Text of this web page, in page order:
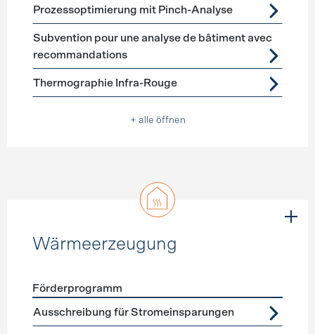
Prozessoptimierung mit Pinch-Analyse
Subvention pour une analyse de bâtiment avec
recommandations
Thermographie Infra-Rouge
+ alle öffnen
Wärmeerzeugung
Förderprogramme Wärmeerzeugung
Förderprogramm
Ausschreibung für Stromeinsparungen